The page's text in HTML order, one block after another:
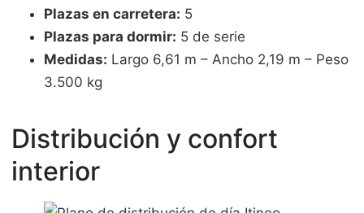
Plazas en carretera: 5
Plazas para dormir: 5 de serie
Medidas: Largo 6,61 m – Ancho 2,19 m – Peso
3.500 kg
Distribución y confort
interior